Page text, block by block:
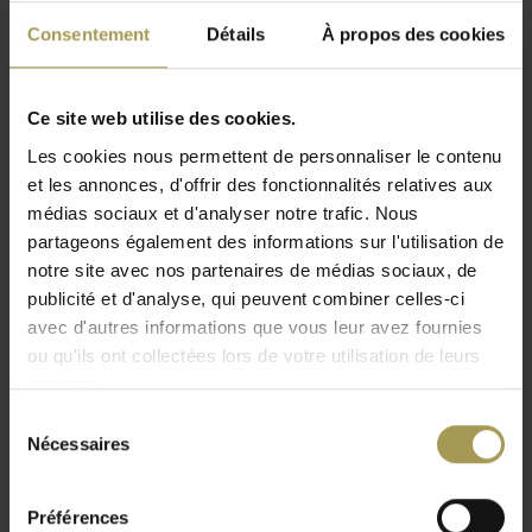
Consentement Détails À propos des cookies
Ce site web utilise des cookies.
Les cookies nous permettent de personnaliser le contenu
et les annonces, d'offrir des fonctionnalités relatives aux
médias sociaux et d'analyser notre trafic. Nous
partageons également des informations sur l'utilisation de
notre site avec nos partenaires de médias sociaux, de
publicité et d'analyse, qui peuvent combiner celles-ci
avec d'autres informations que vous leur avez fournies
ou qu'ils ont collectées lors de votre utilisation de leurs
services.
Nécessaires
Préférences
fibre de verre.
Tailles Base:
30 ou 60b x 30d cm, Tailles Sticks:
120-
150 ou 180h cm
Coloris:voir photo
Pour une utilisation en extérieur avec un poids
supplémentaire dans les bases
Ce séparateur de pièce est donc idéal pour créer un
sentiment d'intimité dans un jardin ou sur un balcon sans
perdre le sens de la liberté typique des espaces ouverts.
Cependant, vous pouvez également l'utiliser à l'intérieur pour
à votre goût. Avec Sticks, vous pouvez toujours créer votre
Bâtons version courbe
Lire plus